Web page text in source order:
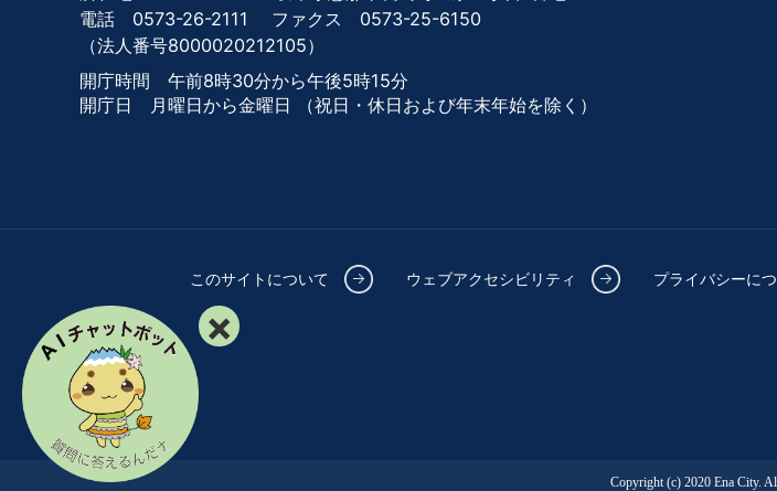
電話 0573-26-2111
ファクス 0573-25-6150
（法人番号8000020212105）
開庁時間 午前8時30分から午後5時15分
開庁日 月曜日から金曜日
（祝日・休日および年末年始を除く）
このサイトについて ウェブアクセシビリティ プライバシーに
Copyright (c) 2020 Ena City.
×